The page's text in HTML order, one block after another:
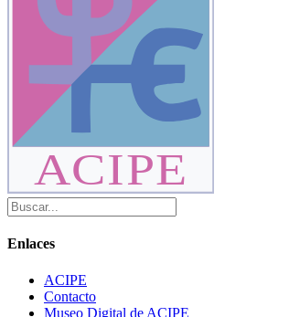
ACIPE
Enlaces
ACIPE
Contacto
Museo Digital de ACIPE